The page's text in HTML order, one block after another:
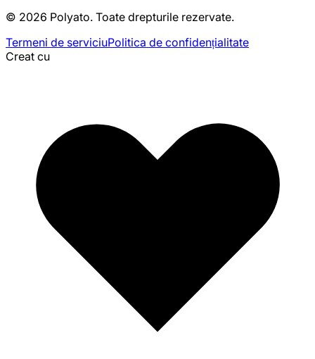
© 2026 Polyato. Toate drepturile rezervate.
Termeni de serviciuPolitica de confidențialitate
Creat cu